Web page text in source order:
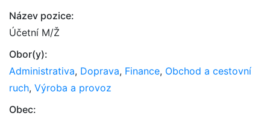
Název pozice:
Účetní M/Ž
Obor(y):
Administrativa, Doprava, Finance, Obchod a cestovní
ruch, Výroba a provoz
Obec: